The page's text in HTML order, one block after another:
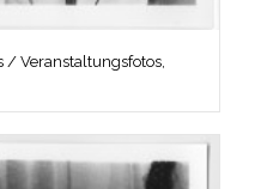
/ Veranstaltungsfotos,